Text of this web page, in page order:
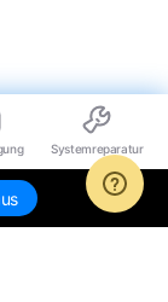
Systemreparatur